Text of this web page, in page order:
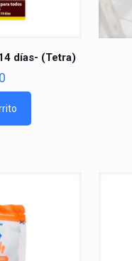
días- (Tetra)